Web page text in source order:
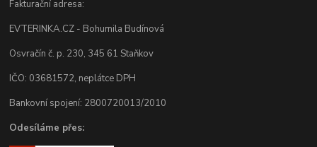
Fakturační adresa:
EVTERINKA.CZ - Bohumila Budínová
Osvračín č. p. 230, 345 61 Staňkov
IČO: 03681572, neplátce DPH
Bankovní spojení: 2800720013/2010
Odesíláme přes: